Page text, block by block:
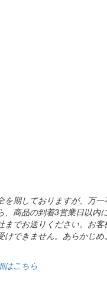
を期しておりますが、万一
、商品の到着3営業日以内
までお送りください。お客
けできません。あらかじめ
はこちら